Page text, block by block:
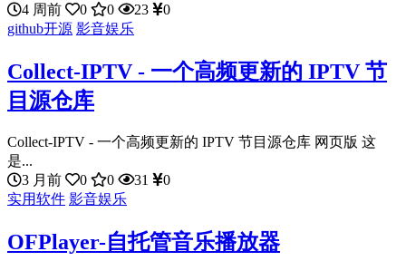
4 周前
0 0 23
0
github开源 影音娱乐
Collect-IPTV - 一个高频更新的 IPTV 节
目源仓库
Collect-IPTV - 一个高频更新的 IPTV 节目源仓库 网页版 这
是...
3 月前
0 0 31
0
实用软件 影音娱乐
OFPlayer-自托管音乐播放器